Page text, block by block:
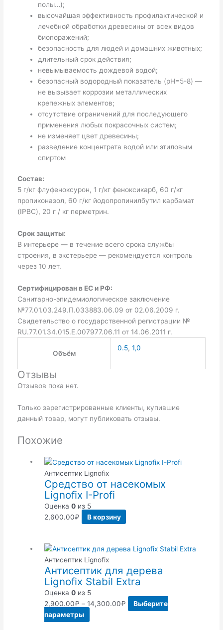
полы…);
высочайшая эффективность профилактической и
лечебной обработки древесины от всех видов
биопоражений;
безопасность для людей и домашних животных;
длительный срок действия;
невымываемость дождевой водой;
безопасный водородный показатель (pH=5-8) —
не вызывает коррозии металлических
крепежных элементов;
отсутствие ограничений для последующего
применения любых покрасочных систем;
не изменяет цвет древесины;
разведение концентрата водой или этиловым
спиртом
Состав:
5 г/кг флуфеноксурон, 1 г/кг феноксикарб, 60 г/кг
пропиконазол, 60 г/кг йодопропинилбутил карбамат
(IPBC), 20 г / кг перметрин.
Срок защиты:
В интерьере — в течение всего срока службы
строения, в экстерьере — рекомендуется контроль
через 10 лет.
Сертифицирован в ЕС и РФ:
Санитарно-эпидемиологическое заключение
№77.01.03.249.П.033883.06.09 от 02.06.2009 г.
Свидетельство о государственной регистрации №
RU.77.01.34.015.Е.007977.06.11 от 14.06.2011 г.
Объём
0.5,1,0
Отзывы
Отзывов пока нет.
Только зарегистрированные клиенты, купившие
данный товар, могут публиковать отзывы.
Похожие
Антисептик Lignofix
Средство от насекомых
Lignofix I-Profi
Оценка0 из 5
2,600.00₽ В корзину
Антисептик Lignofix
Антисептик для дерева
Lignofix Stabil Extra
Оценка0 из 5
2,900.00₽ – 14,300.00₽
Выберите
параметры